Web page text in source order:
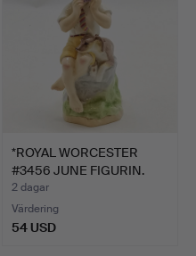
*ROYAL WORCESTER
#3456 JUNE FIGURIN.
2 dagar
Värdering
54 USD